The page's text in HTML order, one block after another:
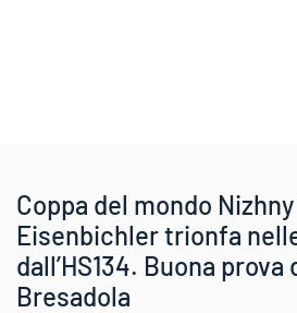
Coppa del mondo
Eisenbichler trionfa
dall’HS134. Buona prova
Bresadola